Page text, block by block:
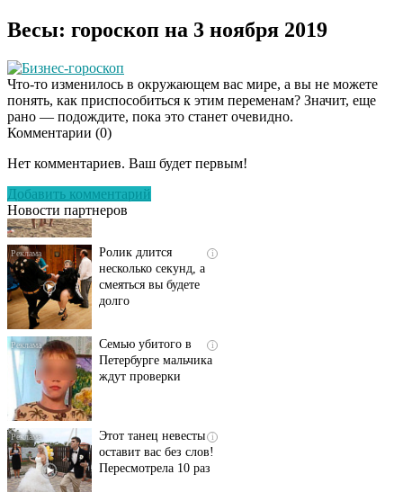
Весы: гороскоп на 3 ноября 2019
Бизнес-гороскоп
Что-то изменилось в окружающем вас мире, а вы не можете
понять, как приспособиться к этим переменам? Значит, еще
рано — подождите, пока это станет очевидно.
Комментарии (0)
Нет комментариев. Ваш будет первым!
Добавить комментарий
Новости партнеров
Скрытая камера на
люди вытворяют, когда
их не видят...
смеяться вы будете
долго
ждут проверки
Пересмотрела 10 раз